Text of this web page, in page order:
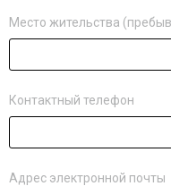
Место жительства
Контактный телефон
Адрес электронной почты